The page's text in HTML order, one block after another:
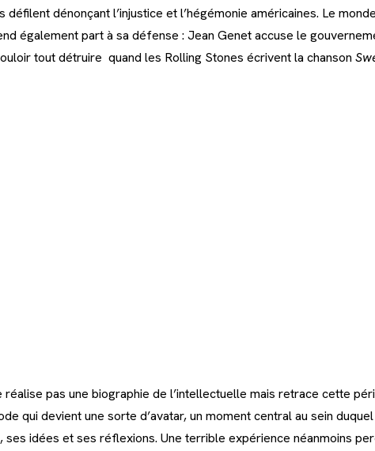
défilent dénonçant l’injustice et l’hégémonie américaines. Le
également part à sa défense : Jean Genet accuse le
tout détruire quand les Rolling Stones écrivent la chanson
réalise pas une biographie de l’intellectuelle mais retrace cette
qui devient une sorte d’avatar, un moment central au sein
ses idées et ses réflexions. Une terrible expérience néanmoins